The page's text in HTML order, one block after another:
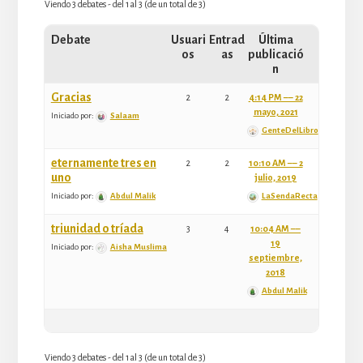
Viendo 3 debates - del 1 al 3 (de un total de 3)
Debate
Usuari
os
Entrad
as
Última
publicació
n
Gracias
Iniciado por: Salaam
2 2
4:14 PM –– 22
mayo, 2021
GenteDelLibro
eternamente tres en
uno
Iniciado por: Abdul Malik
2 2
10:10 AM –– 2
julio, 2019
LaSendaRecta
triunidad o tríada
Iniciado por: Aisha Muslima
3 4
10:04 AM ––
19
septiembre,
2018
Abdul Malik
Viendo 3 debates - del 1 al 3 (de un total de 3)